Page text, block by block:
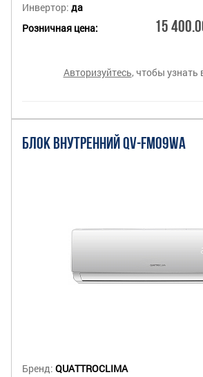
Инвертор: да
Розничная цена:
15
Авторизуйтесь, чтобы узнать
БЛОК ВНУТРЕННИЙ QV-FM09WA
Бренд: QUATTROCLIMA